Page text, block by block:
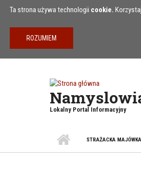
Przejdź do treści
Ta strona używa technologii cookie.
Lokalny Portal Informacyjny
STRAŻACKA